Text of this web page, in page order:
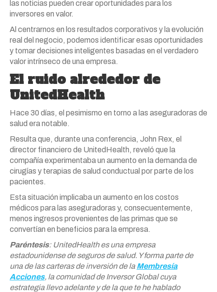
las noticias pueden crear oportunidades para los
inversores en valor.
Al centrarnos en los resultados corporativos y la evolución
real del negocio, podemos identificar esas oportunidades
y tomar decisiones inteligentes basadas en el verdadero
valor intrínseco de una empresa.
El ruido alrededor de
UnitedHealth
Hace 30 días, el pesimismo en torno a las aseguradoras de
salud era notable.
Resulta que, durante una conferencia, John Rex, el
director financiero de UnitedHealth, reveló que la
compañía experimentaba un aumento en la demanda de
cirugías y terapias de salud conductual por parte de los
pacientes.
Esta situación implicaba un aumento en los costos
médicos para las aseguradoras y, consecuentemente,
menos ingresos provenientes de las primas que se
convertían en beneficios para la empresa.
Paréntesis: UnitedHealth es una empresa
estadounidense de seguros de salud. Y forma parte de
una de las carteras de inversión de la Membresía
Acciones, la comunidad de Inversor Global cuya
estrategia llevo adelante y de la que te he hablado